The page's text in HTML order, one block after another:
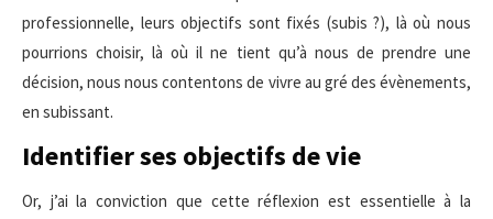
professionnelle, leurs objectifs sont fixés (subis ?), là où nous
pourrions choisir, là où il ne tient qu’à nous de prendre une
décision, nous nous contentons de vivre au gré des évènements,
en subissant.
Identifier ses objectifs de vie
Or, j’ai la conviction que cette réflexion est essentielle à la